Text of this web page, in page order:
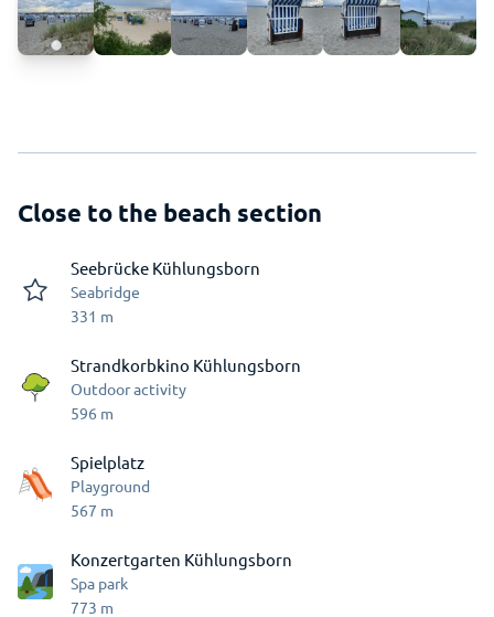
Close to the beach section
Seebrücke Kühlungsborn
Seabridge
331 m
Strandkorbkino Kühlungsborn
Outdoor activity
596 m
Spielplatz
Playground
567 m
Konzertgarten Kühlungsborn
Spa park
773 m